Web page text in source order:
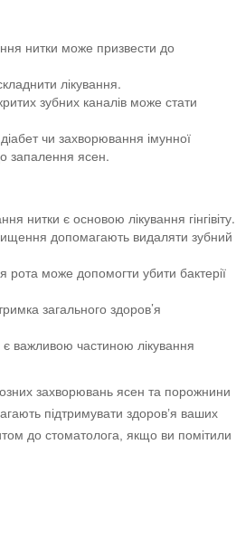
нитки може призвести до
лікування.
зубних каналів може стати
чи захворювання імунної
запалення ясен.
нитки є основою лікування гінгівіту.
допомагають видаляти зубний
рота може допомогти убити бактерії
загального здоров’я
є важливою частиною лікування
захворювань ясен та порожнини
підтримувати здоров’я ваших
до стоматолога, якщо ви помітили